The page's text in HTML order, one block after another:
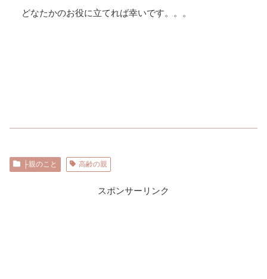
どなたかのお役に立てれば幸いです。。。
├親のこと 高齢の親
スポンサーリンク